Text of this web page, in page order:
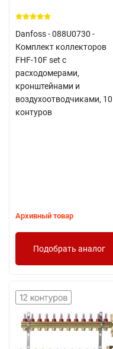
Danfoss - 088U0730 -
Комплект коллекторов
FHF-10F set с
расходомерами,
кронштейнами и
воздухоотводчиками, 10
контуров
Архивный товар
Подобрать аналог